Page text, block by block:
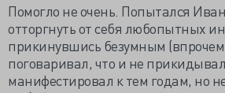
Помогло не очень. Попытался
отторгнуть от себя любопытных
прикинувшись безумным
поговаривал, что и не
манифестировал к тем годам, но